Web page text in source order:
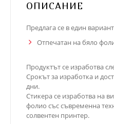
ОПИСАНИЕ
Предлага се в един
Отпечатан на бяло
Продуктът се изработва
Срокът за изработка и
дни.
Стикера се изработва на
фолио със съвременна
солвентен принтер.